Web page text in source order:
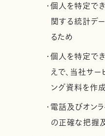
・個人を特定で
関する統計デ
るため
・個人を特定で
えで、当社サ
ング資料を作
・電話及びオン
の正確な把握